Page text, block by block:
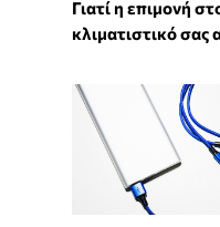
Γιατί η επιμονή
κλιματιστικό σας